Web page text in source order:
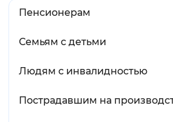
Пенсионерам
Семьям с детьми
Людям с инвалидностью
Пострадавшим на